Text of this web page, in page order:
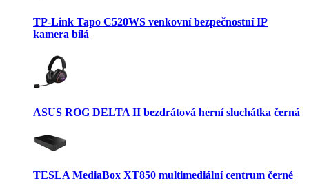
TP-Link Tapo C520WS venkovní bezpečnostní IP
kamera bílá
ASUS ROG DELTA II bezdrátová herní sluchátka černá
TESLA MediaBox XT850 multimediální centrum černé